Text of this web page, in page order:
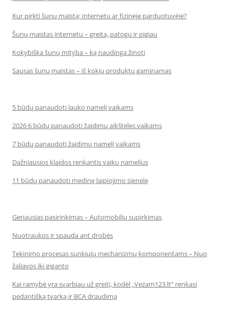
Kur pirkti šunų maistą: internetu ar fizinėje parduotuvėje?
Šunų maistas internetu – greita, patogu ir pigiau
Kokybiška šunų mityba – ką naudinga žinoti
Sausas šunų maistas – iš kokių produktų gaminamas
5 būdų panaudoti lauko namelį vaikams
2026 6 būdų panaudoti žaidimų aikšteles vaikams
7 būdų panaudoti žaidimų namelį vaikams
Dažniausios klaidos renkantis vaikų namelius
11 būdų panaudoti medinę laipiojimo sienelę
Geriausias pasirinkimas – Automobilių supirkimas
Nuotraukos ir spauda ant drobės
Tekinimo procesas sunkiųjų mechanizmų komponentams – Nuo
žaliavos iki giganto
Kai ramybė yra svarbiau už greitį, kodėl „Vezam123.lt“ renkasi
pedantišką tvarką ir BCA draudimą